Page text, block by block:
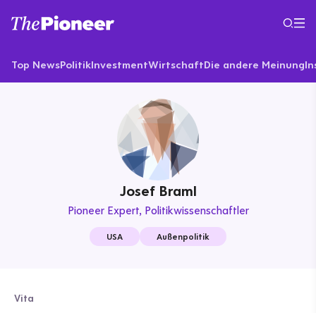
Top NewsPolitikInvestmentWirtschaftDie andere Meinung
Josef Braml
Pioneer Expert Politikwissenschaftler
USA Außenpolitik
Vita